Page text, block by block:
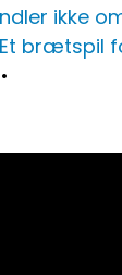
ikke
brætspil
•